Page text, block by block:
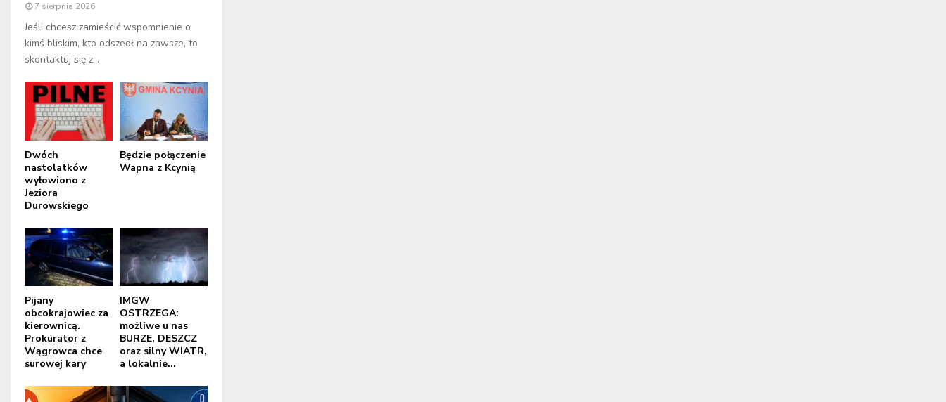
7 sierpnia 2026
Jeśli chcesz zamieścić wspomnienie o
kimś bliskim, kto odszedł na zawsze, to
skontaktuj się z...
Dwóch
nastolatków
wyłowiono z
Jeziora
Durowskiego
Będzie połączenie
Wapna z Kcynią
Pijany
obcokrajowiec za
kierownicą.
Prokurator z
Wągrowca chce
surowej kary
IMGW
OSTRZEGA:
możliwe u nas
BURZE, DESZCZ
oraz silny WIATR,
a lokalnie...